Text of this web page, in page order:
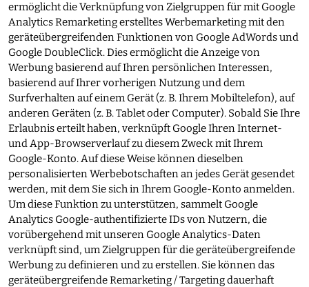
ermöglicht die Verknüpfung von Zielgruppen für mit Google
Analytics Remarketing erstelltes Werbemarketing mit den
geräteübergreifenden Funktionen von Google AdWords und
Google DoubleClick. Dies ermöglicht die Anzeige von
Werbung basierend auf Ihren persönlichen Interessen,
basierend auf Ihrer vorherigen Nutzung und dem
Surfverhalten auf einem Gerät (z. B. Ihrem Mobiltelefon), auf
anderen Geräten (z. B. Tablet oder Computer). Sobald Sie Ihre
Erlaubnis erteilt haben, verknüpft Google Ihren Internet-
und App-Browserverlauf zu diesem Zweck mit Ihrem
Google-Konto. Auf diese Weise können dieselben
personalisierten Werbebotschaften an jedes Gerät gesendet
werden, mit dem Sie sich in Ihrem Google-Konto anmelden.
Um diese Funktion zu unterstützen, sammelt Google
Analytics Google-authentifizierte IDs von Nutzern, die
vorübergehend mit unseren Google Analytics-Daten
verknüpft sind, um Zielgruppen für die geräteübergreifende
Werbung zu definieren und zu erstellen. Sie können das
geräteübergreifende Remarketing / Targeting dauerhaft